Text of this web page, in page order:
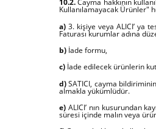
10.2.Cayma hakkının
Kullanılamayacak Ürünler"
a) 3. kişiye veya ALICI’ ya
Faturası kurumlar adına
b) İade formu,
c) İade edilecek ürünlerin
d)SATICI, cayma
almakla yükümlüdür.
e) ALICI’ nın kusurundan
süresi içinde malın veya